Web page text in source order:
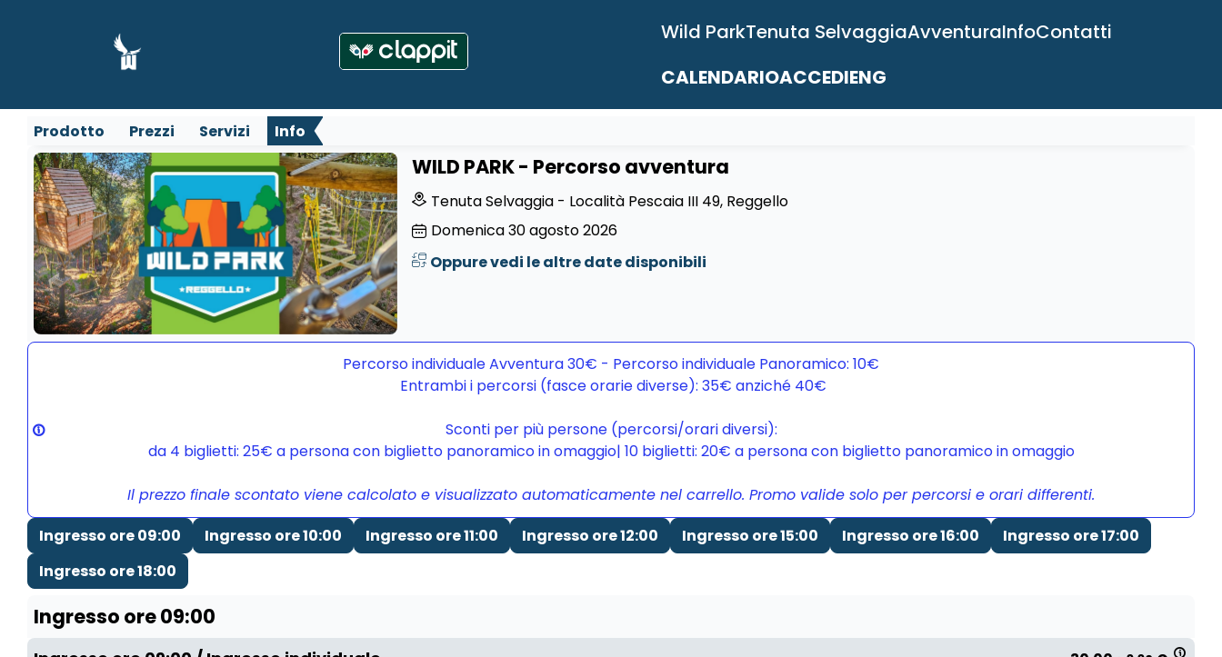
Wild ParkTenuta SelvaggiaAvventuraInfoContatti
CALENDARIOACCEDIENG
Prodotto Prezzi Servizi Info
WILD PARK - Percorso avventura
Tenuta Selvaggia - Località Pescaia III 49, Reggello
Domenica30agosto 2026
Oppure vedi le altre date disponibili
Percorso individuale Avventura 30€ - Percorso individuale Panoramico: 10€
Entrambi i percorsi (fasce orarie diverse): 35€ anziché 40€
Sconti per più persone (percorsi/orari diversi):
da 4 biglietti: 25€ a persona con biglietto panoramico in omaggio| 10 biglietti: 20€ a persona con biglietto panoramico in omaggio
Il prezzo finale scontato viene calcolato e visualizzato automaticamente nel carrello. Promo valide solo per percorsi e orari differenti.
Ingresso ore 09:00
Ingresso ore 10:00 Ingresso ore 11:00 Ingresso ore 12:00 Ingresso ore 15:00 Ingresso ore 16:00
Ingresso ore 17:00
Ingresso ore 18:00
Ingresso ore 09:00